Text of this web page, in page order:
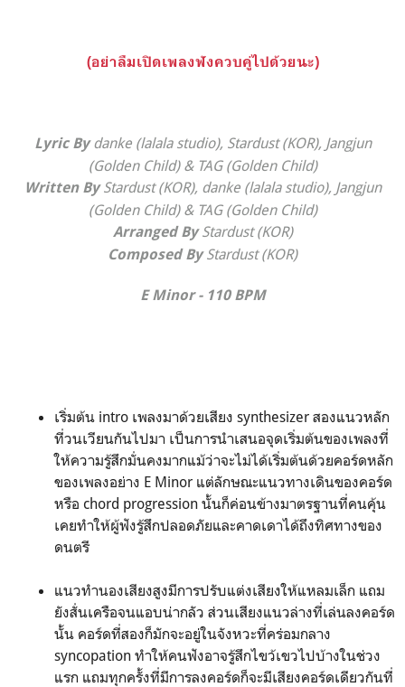
(อย่าลืมเปิดเพลงฟังควบคู่ไปด้วยนะ)
Lyric By​danke (lalala studio), Stardust (KOR), Jangjun
(Golden Child) & TAG (Golden Child)
Written ByStardust (KOR), ​danke (lalala studio), Jangjun
(Golden Child) & TAG (Golden Child)
Arranged ByStardust (KOR)
Composed ByStardust (KOR)
E Minor - 110 BPM
เริ่มต้น intro เพลงมาด้วยเสียง synthesizer สองแนวหลัก
ที่วนเวียนกันไปมา เป็นการนำเสนอจุดเริ่มต้นของเพลงที่
ให้ความรู้สึกมั่นคงมากแม้ว่าจะไม่ได้เริ่มต้นด้วยคอร์ดหลัก
ของเพลงอย่าง E Minor แต่ลักษณะแนวทางเดินของคอร์ด
หรือ chord progression นั้นก็ค่อนข้างมาตรฐานที่คนคุ้น
เคยทำให้ผู้ฟังรู้สึกปลอดภัยและคาดเดาได้ถึงทิศทางของ
ดนตรี
แนวทำนองเสียงสูงมีการปรับแต่งเสียงให้แหลมเล็ก แถม
ยังสั่นเครือจนแอบน่ากลัว ส่วนเสียงแนวล่างที่เล่นลงคอร์ด
นั้น คอร์ดที่สองก็มักจะอยู่ในจังหวะที่คร่อมกลาง
syncopation ทำให้คนฟังอาจรู้สึกไขว้เขวไปบ้างในช่วง
แรก แถมทุกครั้งที่มีการลงคอร์ดก็จะมีเสียงคอร์ดเดียวกันที่